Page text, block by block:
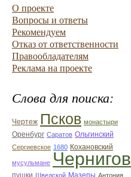
О проекте
Вопросы и ответы
Рекомендуем
Отказ от ответственности
Правообладателям
Реклама на проекте
Слова для поиска:
Чертеж Псков монастыри
Оренбург Саратов Ольгинский
Сергиевское 1680 Кохановский
мусульмане Чернигов
пушки Шведской Мазепы Антония